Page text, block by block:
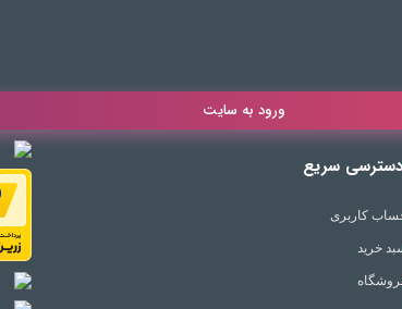
ورود به سایت
دسترسی سریع
کاربری
خرید